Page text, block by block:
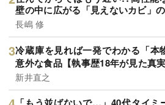
壁の中に広がる「見えないカビ」
長嶋 修
冷蔵庫を見れば一発でわかる「本
意外な食品【執事歴18年が見た真実
新井直之